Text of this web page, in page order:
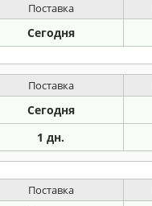
Поставка
Сегодня
Поставка
Сегодня
1 дн.
Поставка